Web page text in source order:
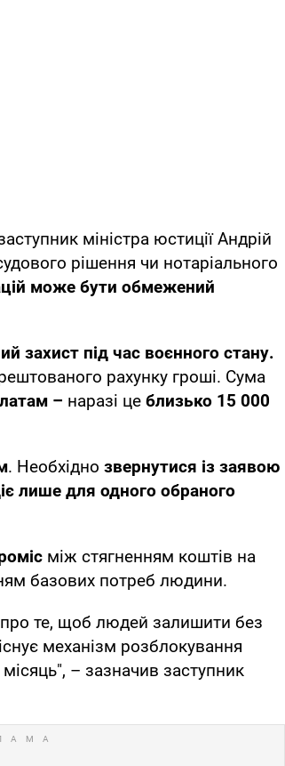
міністра юстиції Андрій
рішення чи нотаріального
може бути обмежений
захист під час воєнного стану.
рахунку гроші. Сума
– наразі це близько 15 000
. Необхідно звернутися із заявою
лише для одного обраного
між стягненням коштів на
базових потреб людини.
те, щоб людей залишити без
механізм розблокування
– зазначив заступник